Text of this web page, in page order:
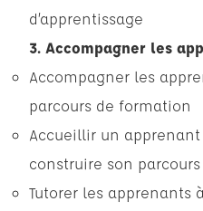
d’apprentissage
3. Accompagner les
Accompagner les
parcours de formation
Accueillir un
construire son parcours
Tutorer les apprenants